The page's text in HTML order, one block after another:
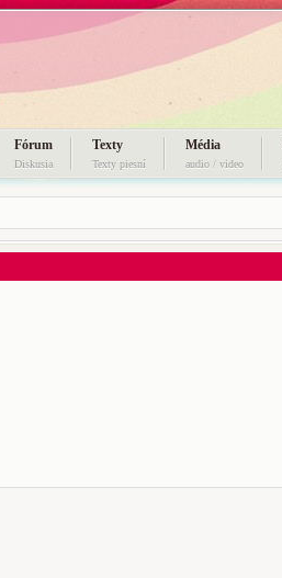
Fórum
Diskusia
Texty
Texty piesní
Média
audio / video